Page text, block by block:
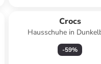
Crocs
Hausschuhe in
-59%